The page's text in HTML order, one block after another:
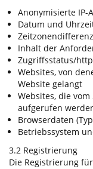
Anonymisierte IP-
Datum und
Inhalt der
Zugriffsstatus/
Websites, von
Website gelangt
Websites, die
aufgerufen
Browserdaten
Betriebssystem
3.2 Registrierung
Die Registrierung